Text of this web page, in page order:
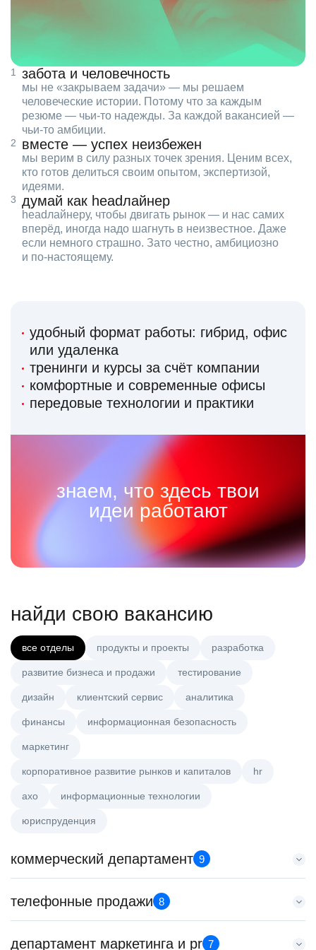
забота и человечность
мы не «закрываем задачи» — мы решаем
человеческие истории. Потому что за каждым
резюме — чьи‑то надежды. За каждой вакансией —
чьи‑то амбиции.
вместе — успех неизбежен
мы верим в силу разных точек зрения. Ценим всех,
кто готов делиться своим опытом, экспертизой,
идеями.
думай как headлайнер
headлайнеру, чтобы двигать рынок — и нас самих
вперёд, иногда надо шагнуть в неизвестное. Даже
если немного страшно. Зато честно, амбициозно
и по‑настоящему.
удобный формат работы: гибрид, офис
или удаленка
тренинги и курсы за счёт компании
комфортные и современные офисы
передовые технологии и практики
знаем, что здесь твои
идеи работают
найди свою вакансию
все отделы продукты и проекты разработка
развитие бизнеса и продажи тестирование
дизайн клиентский сервис аналитика
финансы информационная безопасность
маркетинг
корпоративное развитие рынков и капиталов hr
axo информационные технологии
юриспруденция
коммерческий департамент 9
Менеджер по работе с ключевыми клиентами (КАМ)
HeadHunter::Коммерческий департамент
з/п не указана
телефонные продажи 8
департамент маркетинга и pr 7